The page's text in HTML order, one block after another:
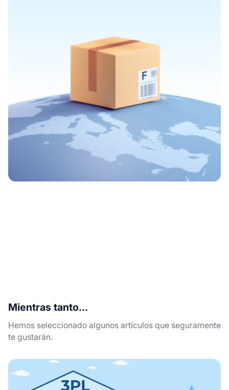
Mientras tanto...
Hemos seleccionado algunos artículos que seguramente
te gustarán.